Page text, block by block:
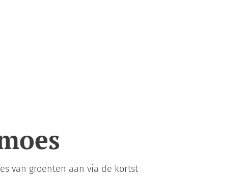
van groenten aan via de kortst